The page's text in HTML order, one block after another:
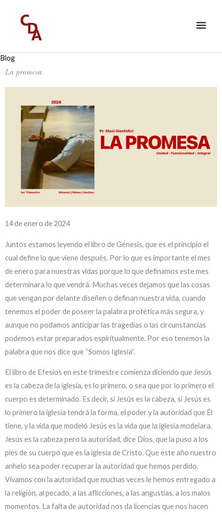
contenido
Blog
La promesa
14 de enero de 2024
Juntos estamos leyendo el libro de Génesis, que es el principio el
cual define lo que viene después. Por lo que es importante el mes
de enero para nuestras vidas porque lo que definamos este mes
determinara lo que vendrá. Muchas veces dejamos que las cosas
que vengan por delante diseñen o definan nuestra vida, cuando
tenemos el poder de poseer la palabra profética más segura, y
aunque no podamos anticipar las tragedias o las circunstancias
podemos estar preparados espiritualmente. Por eso tenemos la
palabra que nos dice que “Somos Iglesia”.
El libro de Efesios en este trimestre comienza diciendo que Jesús
es la cabeza de la iglesia, es lo primero, o sea que por lo primero el
cuerpo es determinado. Es decir, si Jesús es la cabeza, si Jesús es
lo primero la iglesia tendrá la forma, el poder y la autoridad que Él
tiene, y la vida que modeló Jesús es la vida que la iglesia modelara.
Jesús es la cabeza pero la autoridad, dice Dios, que la puso a los
pies de su cuerpo que es la iglesia de Cristo. Que este año nuestro
anhelo sea poder recuperar la autoridad que hemos perdido.
Vivamos con la autoridad que muchas veces le hemos entregado a
la religión, al pecado, a las aflicciones, a las angustias, a los malos
momentos. La falta de autoridad nos da licencias que nos hacen